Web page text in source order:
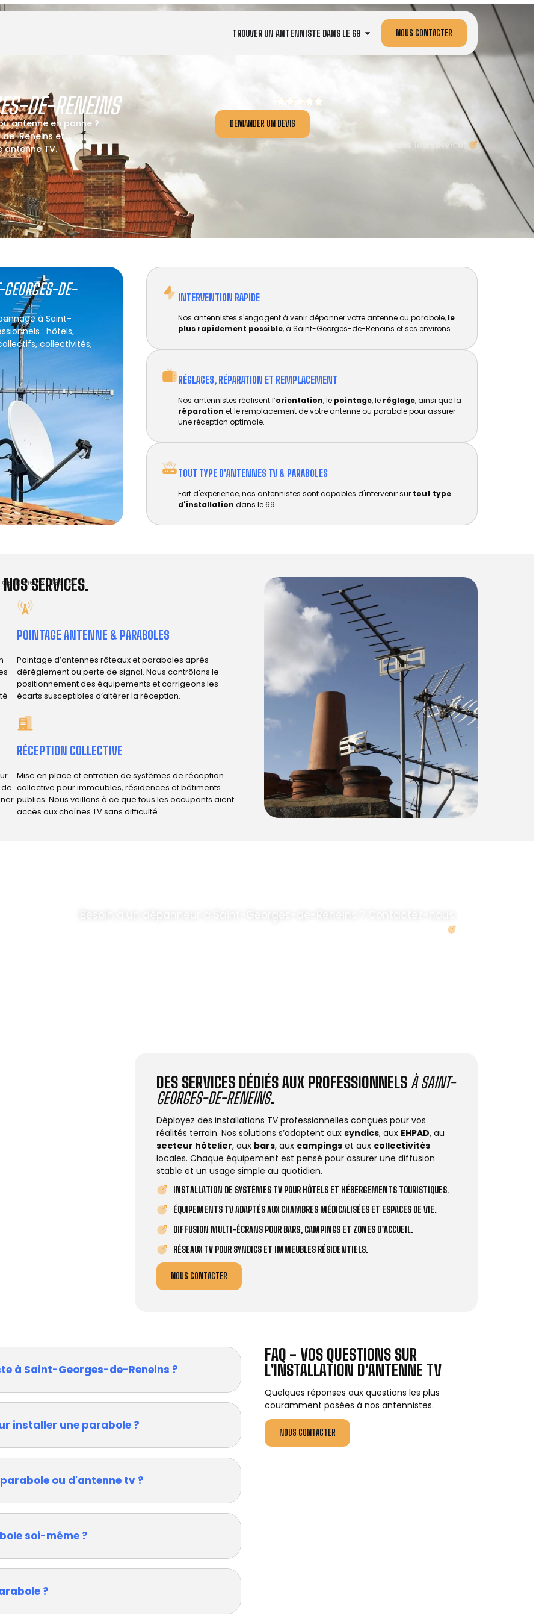
TROUVER UN ANTENNISTE DANS LE 69 NOUS CONTACTER
DE-RENEINS
antenne en panne ?
Reneins et
TV.
DEMANDER UN DEVIS
Tous les services
DE-
à Saint-
: hôtels,
collectivités,
INTERVENTION RAPIDE
Nos antennistes s'engagent à venir dépanner votre antenne ou parabole, le
plus rapidement possible, à Saint-Georges-de-Reneins et ses environs.
RÉGLAGES, RÉPARATION ET REMPLACEMENT​
Nos antennistes réalisent l’orientation, le pointage, le réglage, ainsi que la
réparation et le remplacement de votre antenne ou parabole pour assurer
une réception optimale.
TOUT TYPE D'ANTENNES TV & PARABOLES
Fort d'expérience, nos antennistes sont capables d'intervenir sur tout type
d'installation dans le 69.
Reneins (69830)
SERVICES.
POINTAGE ANTENNE & PARABOLES
Pointage d’antennes râteaux et paraboles après
dérèglement ou perte de signal. Nous contrôlons le
positionnement des équipements et corrigeons les
écarts susceptibles d’altérer la réception.
RÉCEPTION COLLECTIVE
Mise en place et entretien de systèmes de réception
collective pour immeubles, résidences et bâtiments
publics. Nous veillons à ce que tous les occupants aient
accès aux chaînes TV sans difficulté.
Besoin d’un dépanneur à Saint-Georges-de-Reneins ? Contactez-nous.
DES SERVICES DÉDIÉS AUX PROFESSIONNELS À SAINT-
GEORGES-DE-RENEINS.
Déployez des installations TV professionnelles conçues pour vos
réalités terrain. Nos solutions s’adaptent aux syndics, aux EHPAD, au
secteur hôtelier, aux bars, aux campings et aux collectivités
locales. Chaque équipement est pensé pour assurer une diffusion
stable et un usage simple au quotidien.
INSTALLATION DE SYSTÈMES TV POUR HÔTELS ET HÉBERGEMENTS TOURISTIQUES.
ÉQUIPEMENTS TV ADAPTÉS AUX CHAMBRES MÉDICALISÉES ET ESPACES DE VIE.
DIFFUSION MULTI-ÉCRANS POUR BARS, CAMPINGS ET ZONES D’ACCUEIL.
RÉSEAUX TV POUR SYNDICS ET IMMEUBLES RÉSIDENTIELS.
NOUS CONTACTER
FAQ - VOS QUESTIONS SUR
L'INSTALLATION D'ANTENNE TV
Quelques réponses aux questions les plus
couramment posées à nos antennistes.
NOUS CONTACTER
à Saint-Georges-de-Reneins ?
installer une parabole ?
ou d'antenne tv ?
soi-même ?
?